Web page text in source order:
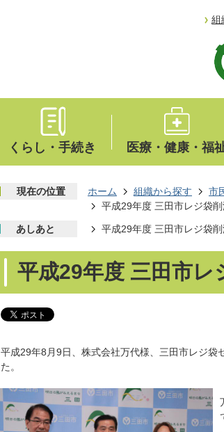
組
くらし・手続き 医療・健康・福
現在の位置 ホーム 組織から探す 市
平成29年度 三田市レジ袋
あしあと 平成29年度 三田市レジ袋
平成29年度 三田市レ
平成29年8月9日、株式会社万代様、三田市レジ袋
た。